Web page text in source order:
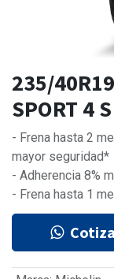
235/
SPORT 4 S
- Frena hasta 2
mayor seguridad*
- Adherencia 8%
- Frena hasta 1